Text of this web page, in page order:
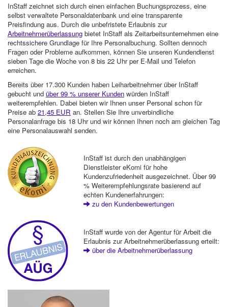
InStaff zeichnet sich durch einen einfachen Buchungsprozess, eine
selbst verwaltete Personaldatenbank und eine transparente
Preisfindung aus. Durch die unbefristete Erlaubnis zur
Arbeitnehmerüberlassung bietet InStaff als Zeitarbeitsunternehmen eine
rechtssichere Grundlage für Ihre Personalbuchung. Sollten dennoch
Fragen oder Probleme aufkommen, können Sie unseren Kundendienst
sieben Tage die Woche von 8 bis 22 Uhr per E-Mail und Telefon
erreichen.
Bereits über 17.300 Kunden haben Leiharbeitnehmer über InStaff
gebucht und über 99 % unserer Kunden würden InStaff
weiterempfehlen. Dabei bieten wir Ihnen unser Personal schon für
Preise ab 21,45 EUR an. Stellen Sie Ihre unverbindliche
Personalanfrage bis 18 Uhr und wir können Ihnen noch am gleichen Tag
eine Personalauswahl senden.
InStaff ist durch den unabhängigen
Dienstleister eKomi für hohe
Kundenzufriedenheit ausgezeichnet. Über 99
% Weiterempfehlungsrate basierend auf
echten Kundenerfahrungen:
zu den Kundenbewertungen
InStaff wurde von der Agentur für Arbeit die
Erlaubnis zur Arbeitnehmerüberlassung erteilt:
über die Arbeitnehmerüberlassung